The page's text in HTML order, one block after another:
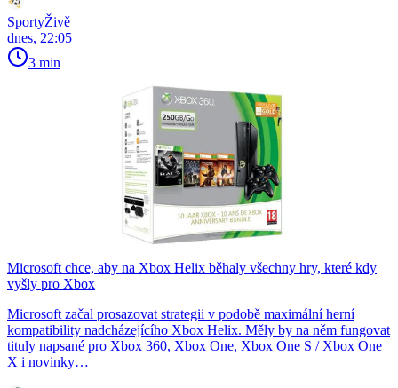
SportyŽivě
dnes, 22:05
3 min
Microsoft chce, aby na Xbox Helix běhaly všechny hry, které kdy
vyšly pro Xbox
Microsoft začal prosazovat strategii v podobě maximální herní
kompatibility nadcházejícího Xbox Helix. Měly by na něm fungovat
tituly napsané pro Xbox 360, Xbox One, Xbox One S / Xbox One
X i novinky…